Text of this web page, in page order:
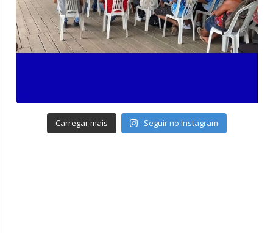
Carregar mais Seguir no Instagram